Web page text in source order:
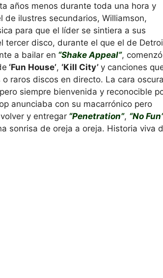
años menos durante toda una hora y
de ilustres secundarios, Williamson,
para que el líder se sintiera a sus
tercer disco, durante el que el de
a bailar en “Shake Appeal”,
‘Fun House’, ‘Kill City’ y canciones
raros discos en directo. La cara oscura
siempre bienvenida y reconocible
anunciaba con su macarrónico pero
y entregar “Penetration”, “No
sonrisa de oreja a oreja. Historia viva